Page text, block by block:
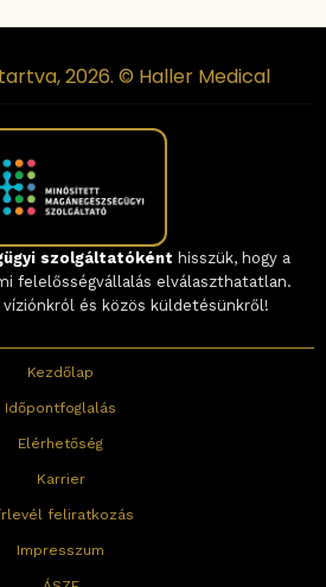
2026. © Haller Medical
szolgáltatóként hisszük, hogy a
felelősségvállalás elválaszthatatlan.
és közös küldetésünkről!
Kezdőlap
Időpontfoglalás
Elérhetőség
Karrier
feliratkozás
Impresszum